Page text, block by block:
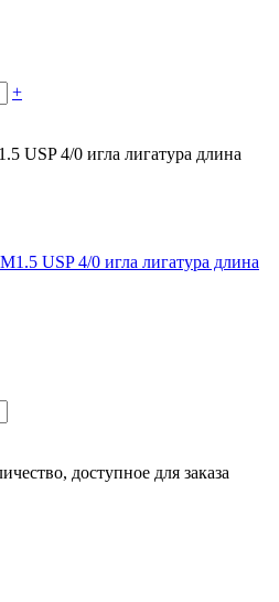
+
USP 4/0 игла лигатура длина
доступное для заказа